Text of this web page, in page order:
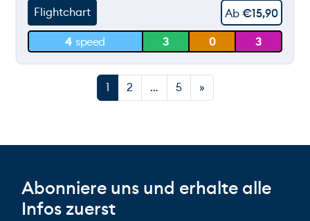
0 m
Ab€15,90
Flightchart
4 speed 3 0 3
1 2 … 5 »
Abonniere uns und erhalte alle
Infos zuerst